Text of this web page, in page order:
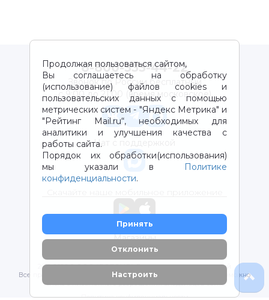
Продолжая пользоваться сайтом,
Вы соглашаетесь на обработку
(использование) файлов cookies и
пользовательских данных с помощью
метрических систем - "Яндекс Метрика" и
"Рейтинг Mail.ru“, необходимых для
аналитики и улучшения качества с
работы сайта.
Порядок их обработки(использования)
мы указали в
Политике
конфиденциальности.
Принять
Отклонить
Настроить
8-800-333-44-22
Звонок по России бесплатный
с 9:00 до 21:00 (время московское)
Чат с поддержкой
Магазины
2012-2026 © ООО "ВОТОНЯ". Детские товары с доставкой
Все права защищены. Любое использование материалов возможно
только с письменного разрешения владельцев сайта.
Политика конфиденциальности